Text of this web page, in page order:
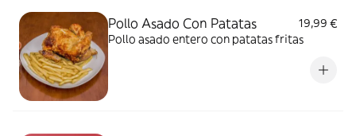
Pollo Asado Con Patatas
19,99 €
Pollo asado entero con patatas fritas